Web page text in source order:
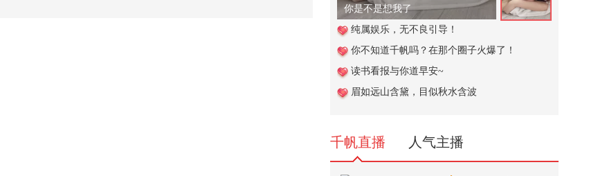
你是不是想我了
纯属娱乐，无不良引导！
你不知道千帆吗？在那个圈子火爆了！
读书看报与你道早安~
眉如远山含黛，目似秋水含波
千帆直播 人气主播